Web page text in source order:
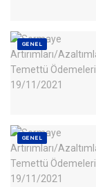
GENEL
GENEL